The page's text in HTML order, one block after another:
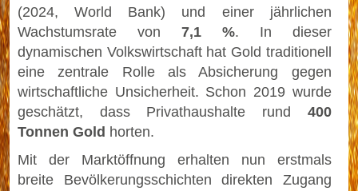
(2024, World Bank) und einer jährlichen
Wachstumsrate von 7,1 %. In dieser
dynamischen Volkswirtschaft hat Gold traditionell
eine zentrale Rolle als Absicherung gegen
wirtschaftliche Unsicherheit. Schon 2019 wurde
geschätzt, dass Privathaushalte rund 400
Tonnen Gold horten.
Mit der Marktöffnung erhalten nun erstmals
breite Bevölkerungsschichten direkten Zugang